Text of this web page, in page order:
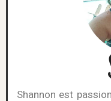
Shannon est